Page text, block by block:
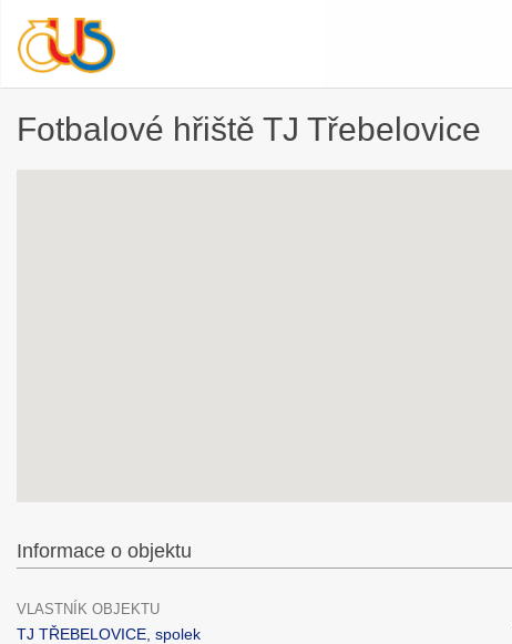
Fotbalové hřiště TJ Třebelovice
Informace o objektu
VLASTNÍK OBJEKTU
TJ TŘEBELOVICE, spolek